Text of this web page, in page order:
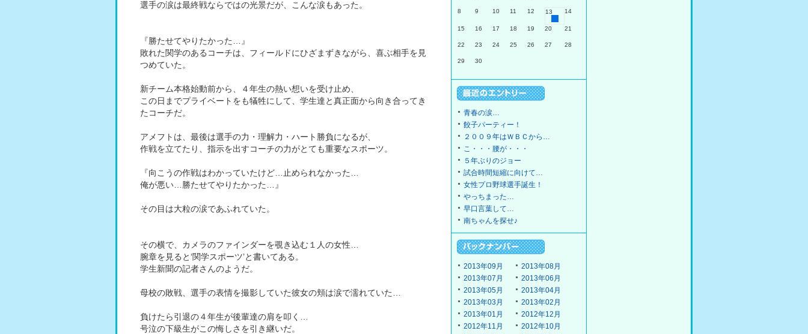
選手の涙は最終戦ならではの光景だが、こんな涙もあった。
『勝たせてやりたかった…』
敗れた関学のあるコーチは、フィールドにひざまずきながら、喜ぶ相手を見
つめていた。
新チーム本格始動前から、４年生の熱い想いを受け止め、
この日までプライベートをも犠牲にして、学生達と真正面から向き合ってき
たコーチだ。
アメフトは、最後は選手の力・理解力・ハート勝負になるが、
作戦を立てたり、指示を出すコーチの力がとても重要なスポーツ。
『向こうの作戦はわかっていたけど…止められなかった…
俺が悪い…勝たせてやりたかった…』
その目は大粒の涙であふれていた。
その横で、カメラのファインダーを覗き込む１人の女性…
腕章を見ると‘関学スポーツ’と書いてある。
学生新聞の記者さんのようだ。
母校の敗戦、選手の表情を撮影していた彼女の頬は涙で濡れていた…
負けたら引退の４年生が後輩達の肩を叩く…
号泣の下級生がこの悔しさを引き継いだ。
8 9 10 11 12 13 14
15 16 17 18 19 20 21
22 23 24 25 26 27 28
29 30
青春の涙…
餃子パーティー！
２００９年はＷＢＣから…
こ・・・腰が・・・
５年ぶりのジョー
試合時間短縮に向けて…
女性プロ野球選手誕生！
やっちまった…
早口言葉して…
南ちゃんを探せ♪
2013年09月
2013年08月
2013年07月
2013年06月
2013年05月
2013年04月
2013年03月
2013年02月
2013年01月
2012年12月
2012年11月
2012年10月